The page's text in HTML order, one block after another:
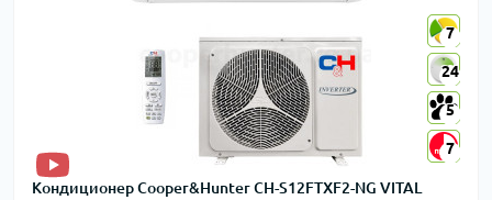
7
24
5
7
7
24
5
7
Кондиционер Cooper&Hunter CH-S12FTXF2-NG VITAL